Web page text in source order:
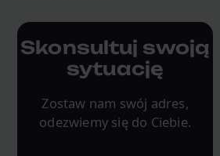
Skonsultuj swoją
sytuację
Zostaw nam swój adres,
odezwiemy się do Ciebie.